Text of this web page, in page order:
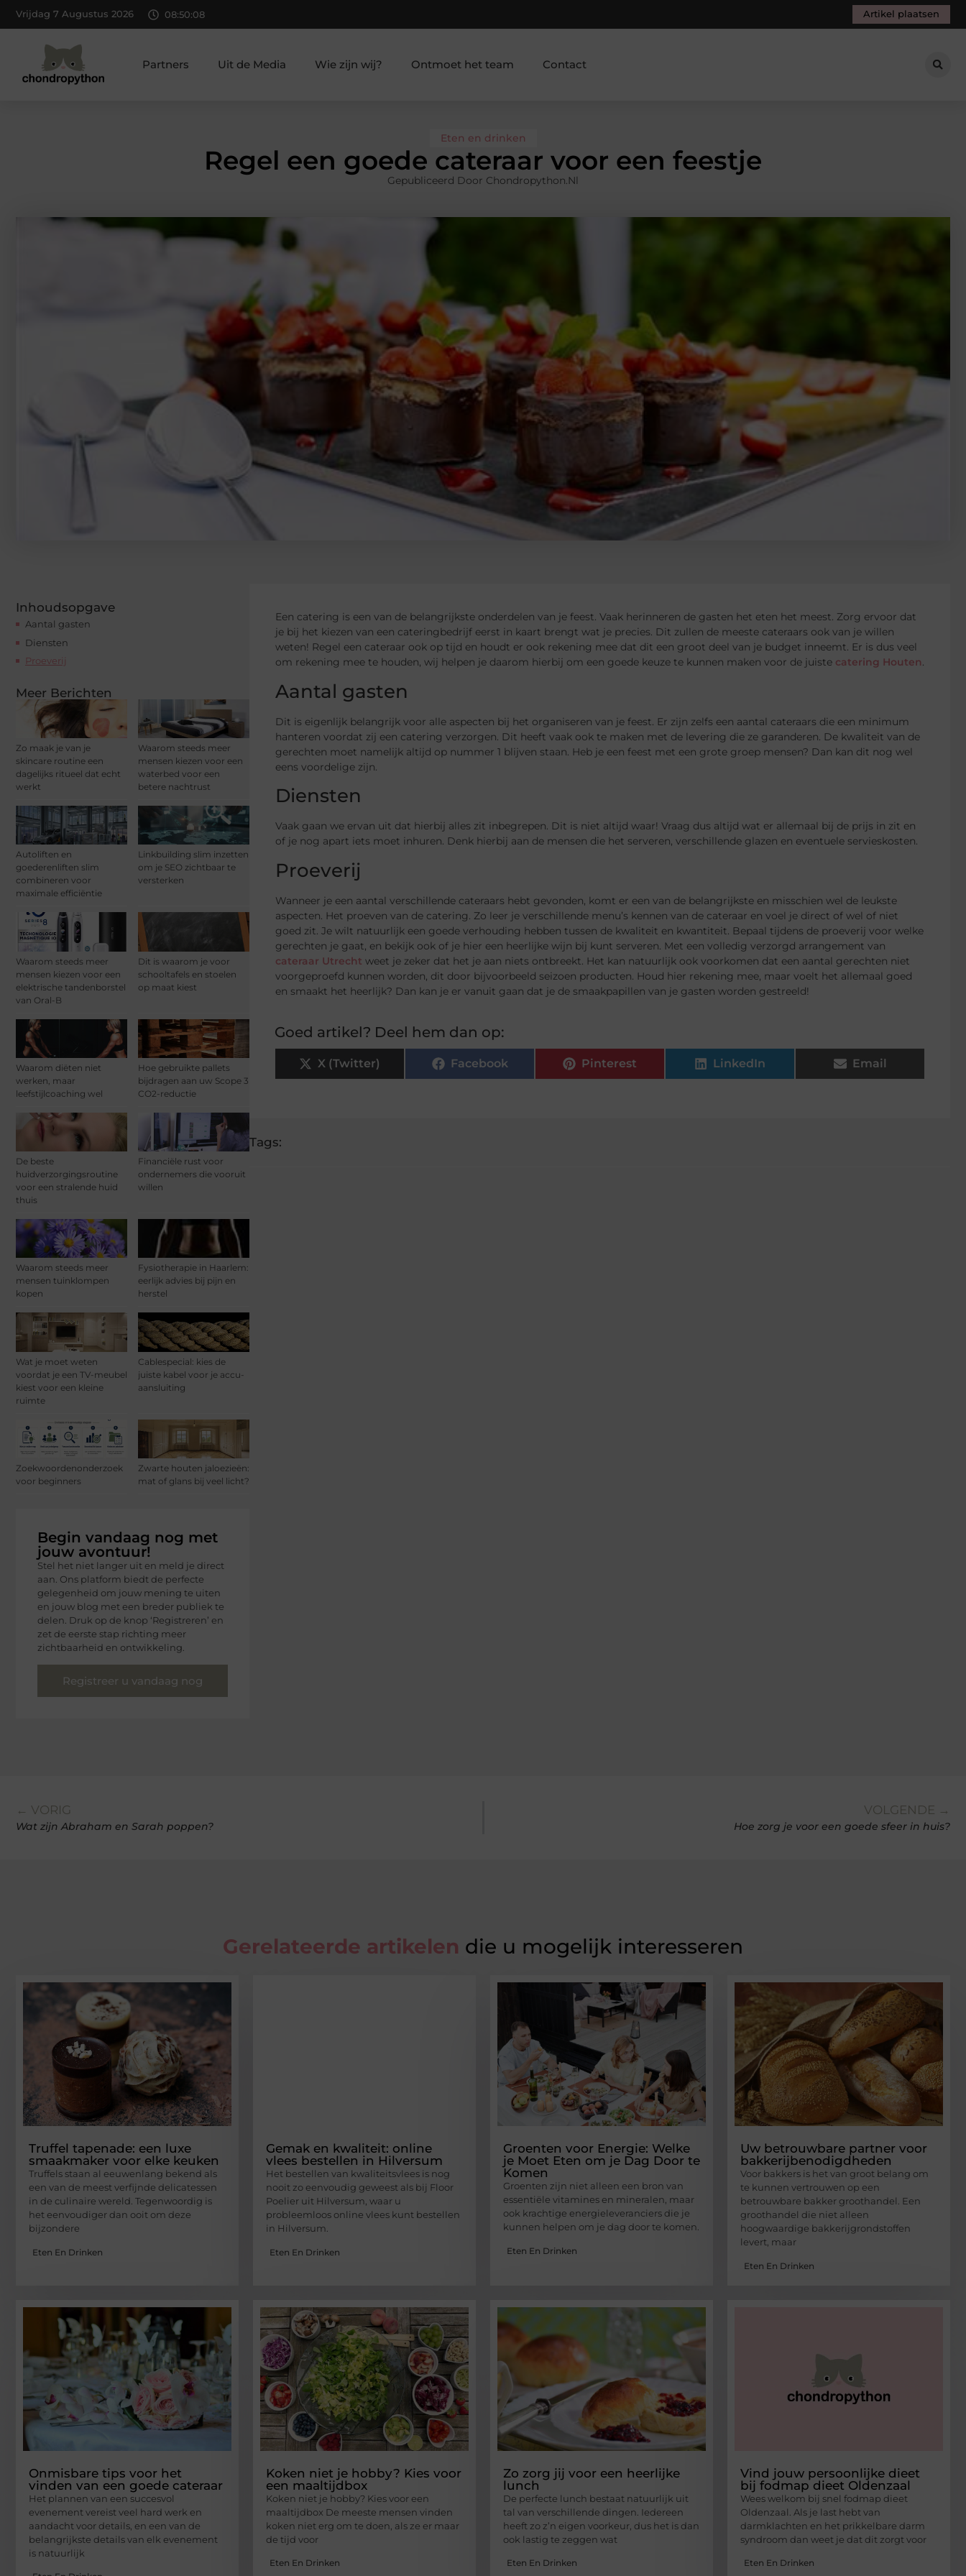
Vrijdag 7 Augustus 2026 08:50:10 Artikel plaatsen
Partners Uit de Media Wie zijn wij? Ontmoet het team Contact
Eten en drinken
Regel een goede cateraar voor een feestje
Gepubliceerd Door Chondropython.nl
Inhoudsopgave
Aantal gasten
Diensten
Proeverij
Meer Berichten
Zo maak je van je
skincare routine een
dagelijks ritueel dat echt
werkt
Waarom steeds meer
mensen kiezen voor een
waterbed voor een
betere nachtrust
Autoliften en
goederenliften slim
combineren voor
maximale efficiëntie
Linkbuilding slim inzetten
om je SEO zichtbaar te
versterken
Waarom steeds meer
mensen kiezen voor een
elektrische tandenborstel
van Oral-B
Dit is waarom je voor
schooltafels en stoelen
op maat kiest
Waarom diëten niet
werken, maar
leefstijlcoaching wel
Hoe gebruikte pallets
bijdragen aan uw Scope 3
CO2-reductie
De beste
huidverzorgingsroutine
voor een stralende huid
thuis
Financiële rust voor
ondernemers die vooruit
willen
Waarom steeds meer
mensen tuinklompen
kopen
Fysiotherapie in Haarlem:
eerlijk advies bij pijn en
herstel
Wat je moet weten
voordat je een TV-meubel
kiest voor een kleine
ruimte
Cablespecial: kies de
juiste kabel voor je accu-
aansluiting
Zoekwoordenonderzoek
voor beginners
Zwarte houten jaloezieën:
mat of glans bij veel licht?
Begin vandaag nog met
jouw avontuur!
Stel het niet langer uit en meld je direct
aan. Ons platform biedt de perfecte
gelegenheid om jouw mening te uiten
en jouw blog met een breder publiek te
delen. Druk op de knop ‘Registreren’ en
zet de eerste stap richting meer
zichtbaarheid en ontwikkeling.
Registreer u vandaag nog
Een catering is een van de belangrijkste onderdelen van je feest. Vaak herinneren de gasten het eten het meest. Zorg ervoor dat
je bij het kiezen van een cateringbedrijf eerst in kaart brengt wat je precies. Dit zullen de meeste cateraars ook van je willen
weten! Regel een cateraar ook op tijd en houdt er ook rekening mee dat dit een groot deel van je budget inneemt. Er is dus veel
om rekening mee te houden, wij helpen je daarom hierbij om een goede keuze te kunnen maken voor de juiste catering Houten.
Aantal gasten
Dit is eigenlijk belangrijk voor alle aspecten bij het organiseren van je feest. Er zijn zelfs een aantal cateraars die een minimum
hanteren voordat zij een catering verzorgen. Dit heeft vaak ook te maken met de levering die ze garanderen. De kwaliteit van de
gerechten moet namelijk altijd op nummer 1 blijven staan. Heb je een feest met een grote groep mensen? Dan kan dit nog wel
eens voordelige zijn.
Diensten
Vaak gaan we ervan uit dat hierbij alles zit inbegrepen. Dit is niet altijd waar! Vraag dus altijd wat er allemaal bij de prijs in zit en
of je nog apart iets moet inhuren. Denk hierbij aan de mensen die het serveren, verschillende glazen en eventuele servieskosten.
Proeverij
Wanneer je een aantal verschillende cateraars hebt gevonden, komt er een van de belangrijkste en misschien wel de leukste
aspecten. Het proeven van de catering. Zo leer je verschillende menu’s kennen van de cateraar en voel je direct of wel of niet
goed zit. Je wilt natuurlijk een goede verhouding hebben tussen de kwaliteit en kwantiteit. Bepaal tijdens de proeverij voor welke
gerechten je gaat, en bekijk ook of je hier een heerlijke wijn bij kunt serveren. Met een volledig verzorgd arrangement van
cateraar Utrecht weet je zeker dat het je aan niets ontbreekt. Het kan natuurlijk ook voorkomen dat een aantal gerechten niet
voorgeproefd kunnen worden, dit door bijvoorbeeld seizoen producten. Houd hier rekening mee, maar voelt het allemaal goed
en smaakt het heerlijk? Dan kan je er vanuit gaan dat je de smaakpapillen van je gasten worden gestreeld!
Goed artikel? Deel hem dan op:
X (Twitter) Facebook Pinterest LinkedIn Email
Tags:
← VORIG
Wat zijn Abraham en Sarah poppen?
VOLGENDE →
Hoe zorg je voor een goede sfeer in huis?
Gerelateerde artikelen die u mogelijk interesseren
Truffel tapenade: een luxe
smaakmaker voor elke keuken
Truffels staan al eeuwenlang bekend als
een van de meest verfijnde delicatessen
in de culinaire wereld. Tegenwoordig is
het eenvoudiger dan ooit om deze
bijzondere
Eten En Drinken
Gemak en kwaliteit: online
vlees bestellen in Hilversum
Het bestellen van kwaliteitsvlees is nog
nooit zo eenvoudig geweest als bij Floor
Poelier uit Hilversum, waar u
probleemloos online vlees kunt bestellen
in Hilversum.
Eten En Drinken
Groenten voor Energie: Welke
je Moet Eten om je Dag Door te
Komen
Groenten zijn niet alleen een bron van
essentiële vitamines en mineralen, maar
ook krachtige energieleveranciers die je
kunnen helpen om je dag door te komen.
Eten En Drinken
Uw betrouwbare partner voor
bakkerijbenodigdheden
Voor bakkers is het van groot belang om
te kunnen vertrouwen op een
betrouwbare bakker groothandel. Een
groothandel die niet alleen
hoogwaardige bakkerijgrondstoffen
levert, maar
Eten En Drinken
Onmisbare tips voor het
vinden van een goede cateraar
Het plannen van een succesvol
evenement vereist veel hard werk en
aandacht voor details, en een van de
belangrijkste details van elk evenement
is natuurlijk
Koken niet je hobby? Kies voor
een maaltijdbox
Koken niet je hobby? Kies voor een
maaltijdbox De meeste mensen vinden
koken niet erg om te doen, als ze er maar
de tijd voor
Eten En Drinken
Zo zorg jij voor een heerlijke
lunch
De perfecte lunch bestaat natuurlijk uit
tal van verschillende dingen. Iedereen
heeft zo z’n eigen voorkeur, dus het is dan
ook lastig te zeggen wat
Eten En Drinken
Vind jouw persoonlijke dieet
bij fodmap dieet Oldenzaal
Wees welkom bij snel fodmap dieet
Oldenzaal. Als je last hebt van
darmklachten en het prikkelbare darm
syndroom dan weet je dat dit zorgt voor
Eten En Drinken